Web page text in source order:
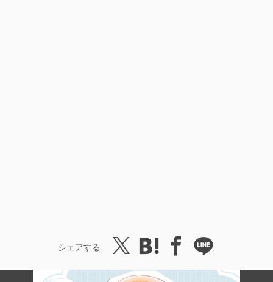
シェアする